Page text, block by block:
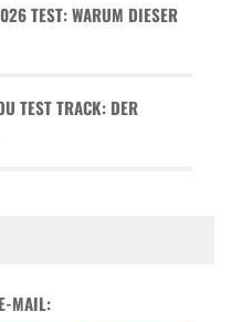
TEST: WARUM DIESER
TEST TRACK: DER
MAIL: